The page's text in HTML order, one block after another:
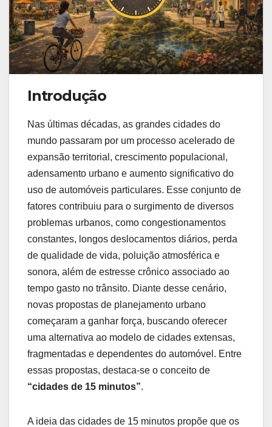
Introdução
Nas últimas décadas, as grandes cidades do
mundo passaram por um processo acelerado de
expansão territorial, crescimento populacional,
adensamento urbano e aumento significativo do
uso de automóveis particulares. Esse conjunto de
fatores contribuiu para o surgimento de diversos
problemas urbanos, como congestionamentos
constantes, longos deslocamentos diários, perda
de qualidade de vida, poluição atmosférica e
sonora, além de estresse crônico associado ao
tempo gasto no trânsito. Diante desse cenário,
novas propostas de planejamento urbano
começaram a ganhar força, buscando oferecer
uma alternativa ao modelo de cidades extensas,
fragmentadas e dependentes do automóvel. Entre
essas propostas, destaca-se o conceito de
“cidades de 15 minutos”.
A ideia das cidades de 15 minutos propõe que os